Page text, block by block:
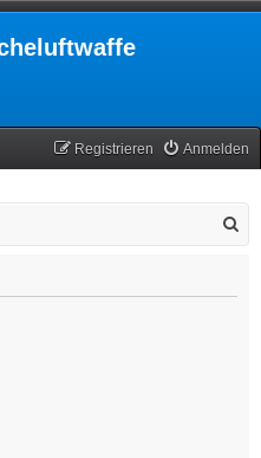
Anmelden
Registrieren